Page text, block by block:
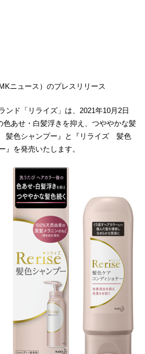
ニュース）のプレスリリース
ンド「リライズ」は、2021年10月2日
色あせ・白髪浮きを抑え、つややかな髪
髪色シャンプー』と『リライズ 髪色
』を発売いたします。